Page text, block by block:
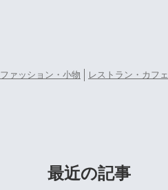
ファッション・小物 レストラン・カフェ
最近の記事